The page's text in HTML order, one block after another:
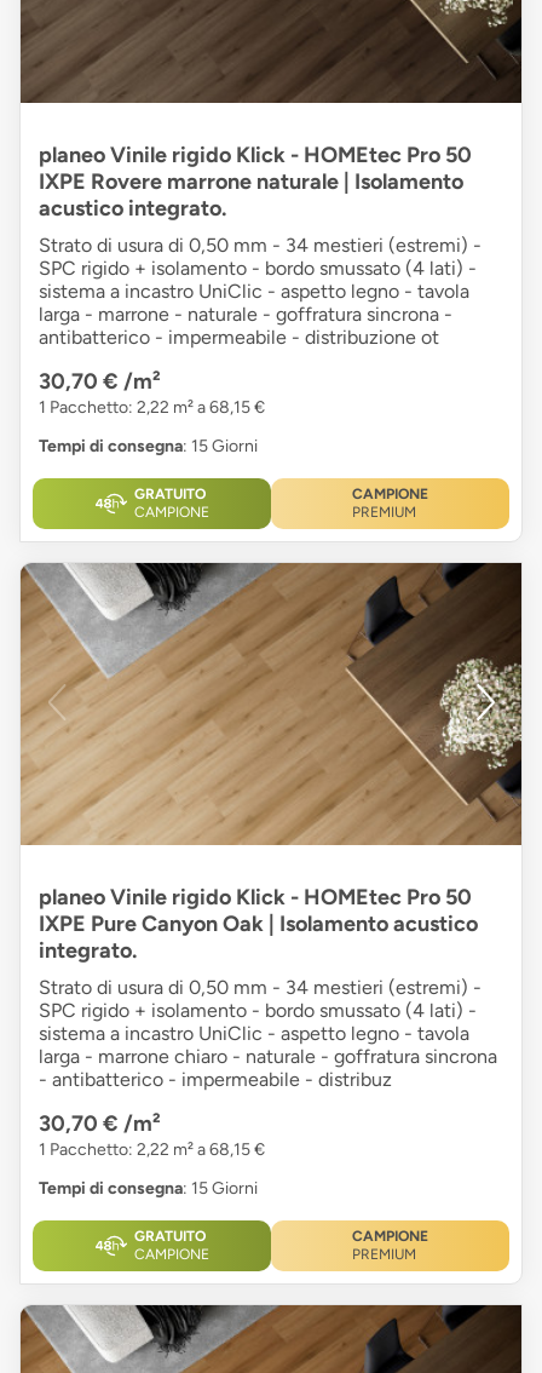
planeo Vinile rigido Klick - HOMEtec Pro 50
IXPE Rovere marrone naturale | Isolamento
acustico integrato.
Strato di usura di 0,50 mm - 34 mestieri (estremi) -
SPC rigido + isolamento - bordo smussato (4 lati) -
sistema a incastro UniClic - aspetto legno - tavola
larga - marrone - naturale - goffratura sincrona -
antibatterico - impermeabile - distribuzione ot
30,70 € /m²
1 Pacchetto: 2,22 m² a 68,15 €
Tempi di consegna: 15 Giorni
GRATUITO
CAMPIONE
CAMPIONE
PREMIUM
planeo Vinile rigido Klick - HOMEtec Pro 50
IXPE Pure Canyon Oak | Isolamento acustico
integrato.
Strato di usura di 0,50 mm - 34 mestieri (estremi) -
SPC rigido + isolamento - bordo smussato (4 lati) -
sistema a incastro UniClic - aspetto legno - tavola
larga - marrone chiaro - naturale - goffratura sincrona
- antibatterico - impermeabile - distribuz
30,70 € /m²
1 Pacchetto: 2,22 m² a 68,15 €
Tempi di consegna: 15 Giorni
GRATUITO
CAMPIONE
CAMPIONE
PREMIUM